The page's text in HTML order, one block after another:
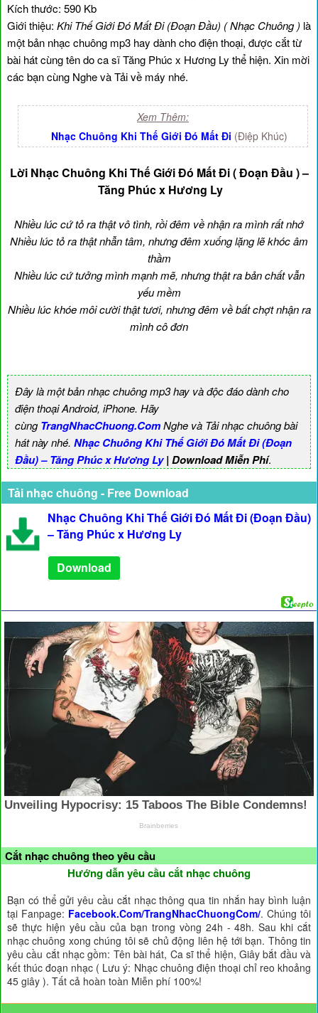
Kích thước: 590 Kb
Giới thiệu: Khi Thế Giới Đó Mất Đi (Đoạn Đầu) ( Nhạc Chuông ) là
một bản nhạc chuông mp3 hay dành cho điện thoại, được cắt từ
bài hát cùng tên do ca sĩ Tăng Phúc x Hương Ly thể hiện. Xin mời
các bạn cùng Nghe và Tải về máy nhé.
Xem Thêm:
Nhạc Chuông Khi Thế Giới Đó Mất Đi (Điệp Khúc)
Lời Nhạc Chuông Khi Thế Giới Đó Mất Đi ( Đoạn Đầu ) –
Tăng Phúc x Hương Ly
Nhiều lúc cứ tỏ ra thật vô tình, rồi đêm về nhận ra mình rất nhớ
Nhiều lúc tỏ ra thật nhẫn tâm, nhưng đêm xuống lặng lẽ khóc âm
thầm
Nhiều lúc cứ tưởng mình mạnh mẽ, nhưng thật ra bản chất vẫn
yếu mềm
Nhiều lúc khóe môi cười thật tươi, nhưng đêm về bất chợt nhận ra
mình cô đơn
Đây là một bản nhạc chuông mp3 hay và độc đáo dành cho
điện thoại Android, iPhone. Hãy
cùngTrangNhacChuong.ComNghe và Tải nhạc chuông bài
hát này nhé. Nhạc Chuông Khi Thế Giới Đó Mất Đi (Đoạn
Đầu) – Tăng Phúc x Hương Ly| Download Miễn Phí.
Tải nhạc chuông - Free Download
Nhạc Chuông Khi Thế Giới Đó Mất Đi (Đoạn Đầu)
– Tăng Phúc x Hương Ly
Download
Cắt nhạc chuông theo yêu cầu
Hướng dẫn yêu cầu cắt nhạc chuông
Bạn có thể gửi yêu cầu cắt nhạc thông qua tin nhắn hay bình luận
tại Fanpage: Facebook.Com/TrangNhacChuongCom/. Chúng tôi
sẽ thực hiện yêu cầu của bạn trong vòng 24h - 48h. Sau khi cắt
nhạc chuông xong chúng tôi sẽ chủ động liên hệ tới bạn. Thông tin
yêu cầu cắt nhạc gồm: Tên bài hát, Ca sĩ thể hiện, Giây bắt đầu và
kết thúc đoạn nhạc ( Lưu ý: Nhạc chuông điện thoại chỉ reo khoảng
45 giây ). Tất cả hoàn toàn Miễn phí 100%!